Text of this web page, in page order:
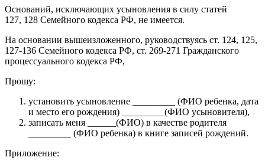
Оснований, исключающих усыновления в силу статей
127, 128 Семейного кодекса РФ, не имеется.
На основании вышеизложенного, руководствуясь ст. 124, 125,
127-136 Семейного кодекса РФ, ст. 269-271 Гражданского
процессуального кодекса РФ,
Прошу:
установить усыновление _________ (ФИО ребенка, дата
и место его рождения) _________(ФИО усыновителя),
записать меня ______(ФИО) в качестве родителя
_________ (ФИО ребенка) в книге записей рождений.
Приложение: